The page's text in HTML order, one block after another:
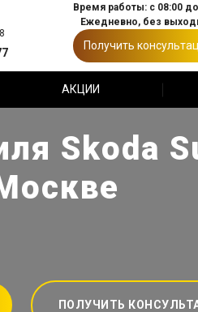
Время работы: с 08:00
Ежедневно, без
Получить
АКЦИИ
Skoda
ПОЛУЧИТЬ